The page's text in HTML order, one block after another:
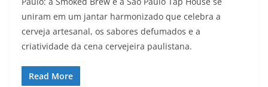
uniram em um jantar harmonizado que celebra a
cerveja artesanal, os sabores defumados e a
criatividade da cena cervejeira paulistana.
Read More